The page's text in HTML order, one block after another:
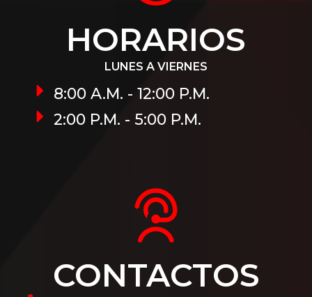
HORARIOS
LUNES A VIERNES
8:00 A.M. - 12:00 P.M.
2:00 P.M. - 5:00 P.M.
CONTACTOS